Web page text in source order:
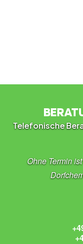
Telefonische
Ohne Termin